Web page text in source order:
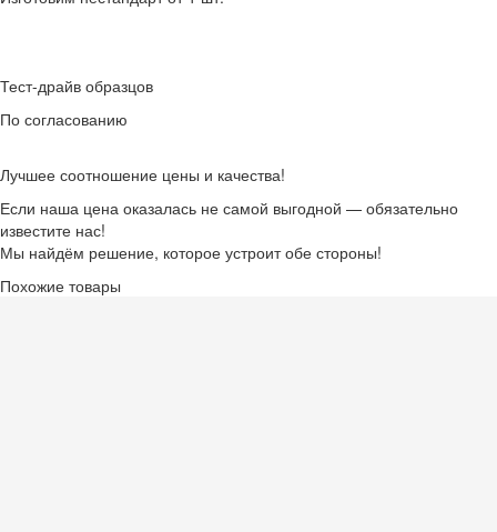
Тест-драйв образцов
По согласованию
Лучшее соотношение цены и качества!
Если наша цена оказалась не самой выгодной — обязательно
известите нас!
Мы найдём решение, которое устроит обе стороны!
Похожие товары